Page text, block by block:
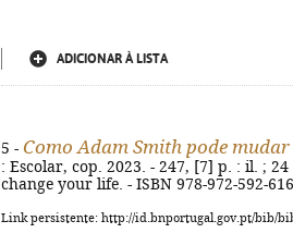
ADICIONAR À LISTA
5 - Como Adam Smith pode
: Escolar, cop. 2023. - 247, [7] p. : il. ;
change your life. - ISBN 978-972-592-
Link persistente: http://id.bnportugal.gov.pt/bib/